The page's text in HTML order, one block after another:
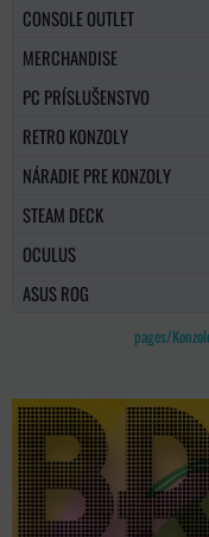
CONSOLE OUTLET
MERCHANDISE
PC PRÍSLUŠENSTVO
RETRO KONZOLY
NÁRADIE PRE KONZOLY
STEAM DECK
OCULUS
ASUS ROG
pages/